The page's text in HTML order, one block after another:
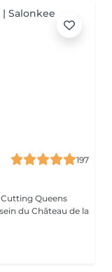
197
du Château de la